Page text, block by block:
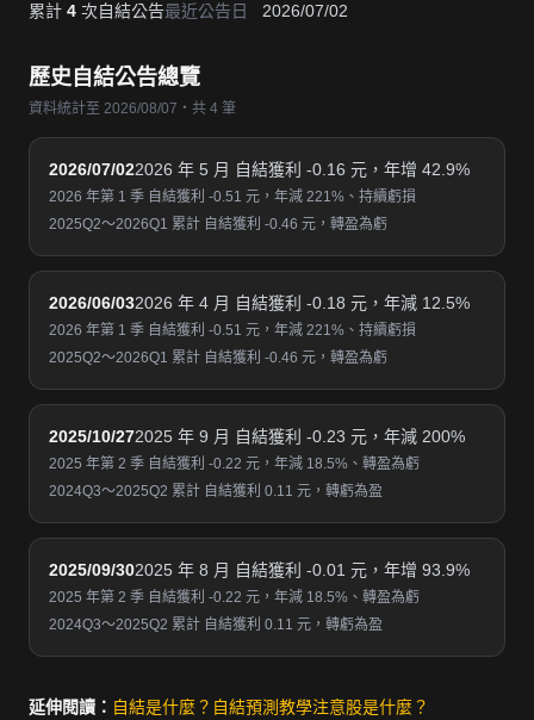
累計 4 次自結公告最近公告日 2026/07/02
歷史自結公告總覽
資料統計至 2026/08/07・共 4 筆
2026/07/022026 年 5 月 自結獲利 -0.16 元，年增 42.9%
2026 年第 1 季 自結獲利 -0.51 元，年減 221%、持續虧損
2025Q2～2026Q1 累計 自結獲利 -0.46 元，轉盈為虧
2026/06/032026 年 4 月 自結獲利 -0.18 元，年減 12.5%
2026 年第 1 季 自結獲利 -0.51 元，年減 221%、持續虧損
2025Q2～2026Q1 累計 自結獲利 -0.46 元，轉盈為虧
2025/10/272025 年 9 月 自結獲利 -0.23 元，年減 200%
2025 年第 2 季 自結獲利 -0.22 元，年減 18.5%、轉盈為虧
2024Q3～2025Q2 累計 自結獲利 0.11 元，轉虧為盈
2025/09/302025 年 8 月 自結獲利 -0.01 元，年增 93.9%
2025 年第 2 季 自結獲利 -0.22 元，年減 18.5%、轉盈為虧
2024Q3～2025Q2 累計 自結獲利 0.11 元，轉虧為盈
延伸閱讀： 自結是什麼？ 自結預測教學注意股是什麼？